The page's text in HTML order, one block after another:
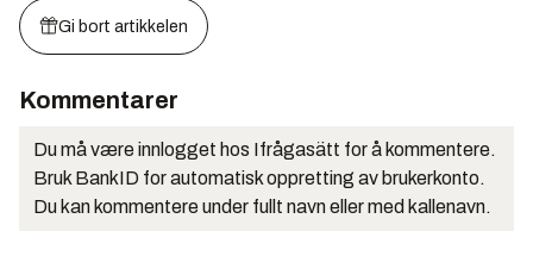
Gi bort artikkelen
Kommentarer
Du må være innlogget hos Ifrågasätt for å kommentere.
Bruk BankID for automatisk oppretting av brukerkonto.
Du kan kommentere under fullt navn eller med kallenavn.